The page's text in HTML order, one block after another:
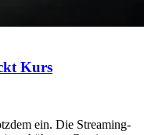
Kurs
ein. Die Streaming-